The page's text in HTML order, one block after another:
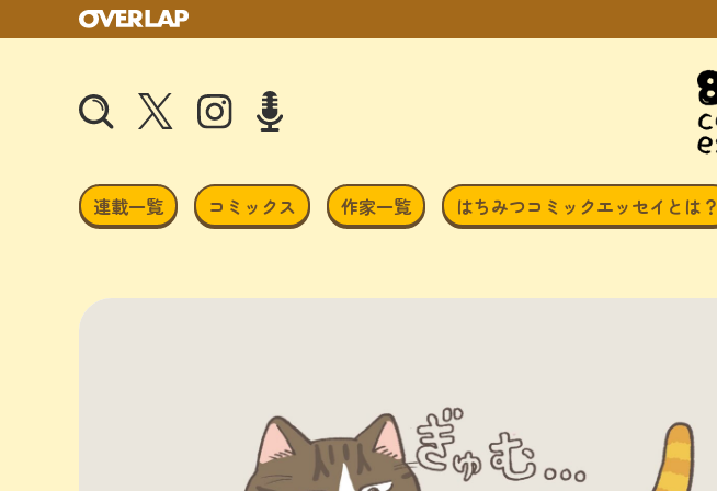
連載一覧 コミックス 作家一覧 はちみつコミックエッセイとは？